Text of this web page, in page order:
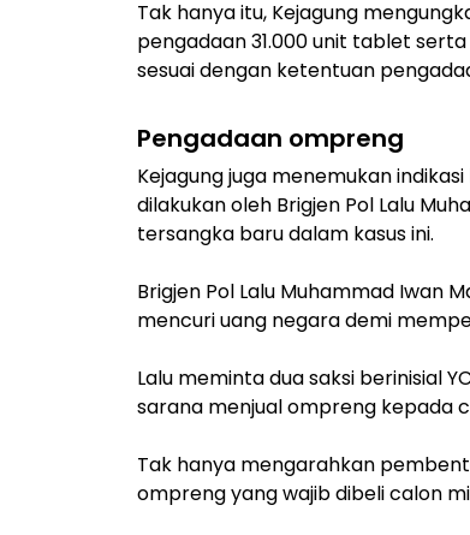
Tak hanya itu, Kejagung
pengadaan 31.000 unit tablet
sesuai dengan ketentuan
Pengadaan ompreng
Kejagung juga menemukan
dilakukan oleh Brigjen Pol Lalu
tersangka baru dalam kasus ini.
Brigjen Pol Lalu Muhammad Iwan
mencuri uang negara demi
Lalu meminta dua saksi berinisial
sarana menjual ompreng kepada
Tak hanya mengarahkan
ompreng yang wajib dibeli calon